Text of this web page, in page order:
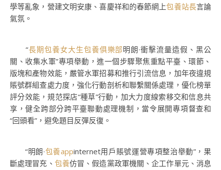
學等亂象，營建文明安康、喜慶祥和的春節網上包養站長言論
氣氛。
“長期包養女大生包養俱樂部明朗·衝擊流量造假、黑公
關、收集水軍”專項舉動，進一個步驟聚焦重點平臺、環節、
版塊和產物效能，嚴管水軍招募和推行引流信息，加年夜違規
賬號群組查處力度，強化行動剖析和聯繫關係處理，優化榜單
評分效能，規范探店“種草”行動，加大力度線索移交和信息共
享，健全跨部分跨平臺聯動處理機制，當令展開專項督查和
“回頭看”，避免題目反彈反復。
“明朗·包養appinternet用戶賬號運營專項整治舉動”，果
斷處理冒充、 包養仿冒、假造黨政軍機關、企工作單元、消息